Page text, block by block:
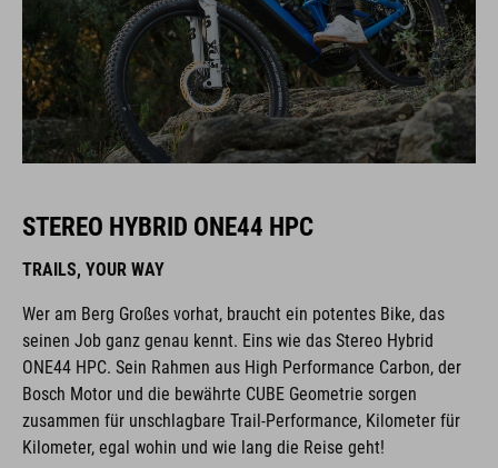
STEREO HYBRID ONE44 HPC
TRAILS, YOUR WAY
Wer am Berg Großes vorhat, braucht ein potentes Bike, das
seinen Job ganz genau kennt. Eins wie das Stereo Hybrid
ONE44 HPC. Sein Rahmen aus High Performance Carbon, der
Bosch Motor und die bewährte CUBE Geometrie sorgen
zusammen für unschlagbare Trail-Performance, Kilometer für
Kilometer, egal wohin und wie lang die Reise geht!